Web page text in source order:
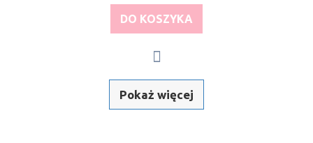
DO KOSZYKA
Pokaż więcej